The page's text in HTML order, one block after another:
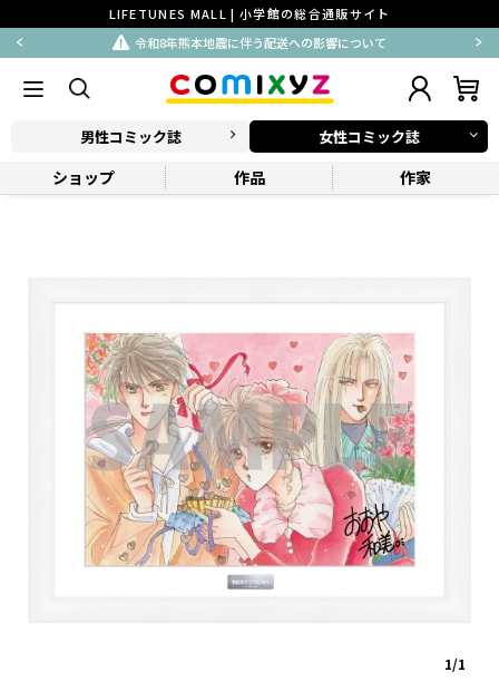
LIFETUNES MALL | 小学館の総合通販サイト
令和8年熊本地震に伴う配送への影響について
男性コミック誌 女性コミック誌
ショップ 作品 作家
1/1